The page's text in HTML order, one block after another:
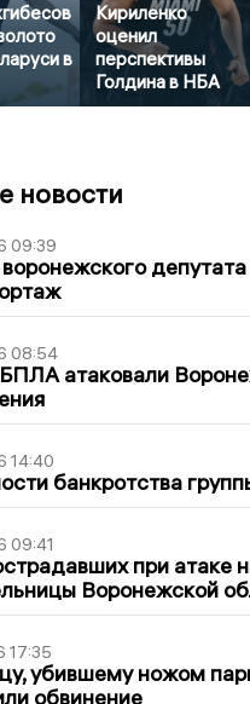
в
Кириленко
оценил
перспективы
Голдина в НБА
новости
09:39
08:54
атаковали
14:40
банкротства
09:41
при атаке
Воронежской
17:35
убившему ножом
обвинение